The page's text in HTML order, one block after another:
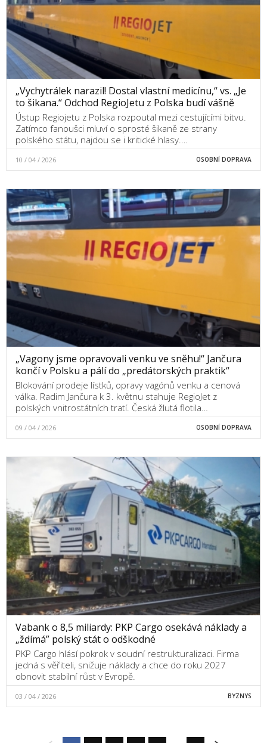
„Vychytrálek narazil! Dostal vlastní medicínu,“ vs. „Je
to šikana.“ Odchod RegioJetu z Polska budí vášně
Ústup Regiojetu z Polska rozpoutal mezi cestujícími bitvu.
Zatímco fanoušci mluví o sprosté šikaně ze strany
polského státu, najdou se i kritické hlasy.…
10 / 04 / 2026 OSOBNÍ DOPRAVA
„Vagony jsme opravovali venku ve sněhu!“ Jančura
končí v Polsku a pálí do „predátorských praktik“
Blokování prodeje lístků, opravy vagónů venku a cenová
válka. Radim Jančura k 3. květnu stahuje RegioJet z
polských vnitrostátních tratí. Česká žlutá flotila…
09 / 04 / 2026 OSOBNÍ DOPRAVA
Vabank o 8,5 miliardy: PKP Cargo osekává náklady a
„ždímá” polský stát o odškodné
PKP Cargo hlásí pokrok v soudní restrukturalizaci. Firma
jedná s věřiteli, snižuje náklady a chce do roku 2027
obnovit stabilní růst v Evropě.
03 / 04 / 2026 BYZNYS